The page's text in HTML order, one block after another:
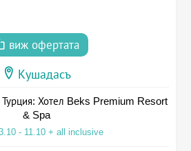
виж офертата
Кушадасъ
Турция: Хотел Beks Premium Resort
& Spa
- 11.10 + all inclusive